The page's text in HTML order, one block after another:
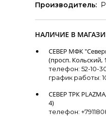
Производитель:
НАЛИЧИЕ В
СЕВЕР МФК
(просп. Кольский,
телефон: 52-10-
график работы:
СЕВЕР ТРК
4)
телефон: